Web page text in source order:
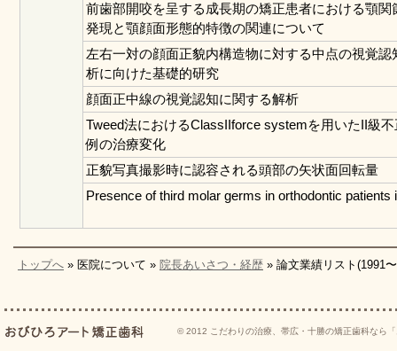
前歯部開咬を呈する成長期の矯正患者における顎関
発現と顎顔面形態的特徴の関連について
左右一対の顔面正貌内構造物に対する中点の視覚認
析に向けた基礎的研究
顔面正中線の視覚認知に関する解析
Tweed法におけるClassIIforce systemを用いたII級
例の治療変化
正貌写真撮影時に認容される頭部の矢状面回転量
Presence of third molar germs in orthodontic patients
トップへ » 医院について » 院長あいさつ・経歴 » 論文業績リスト(1991
© 2012 こだわりの治療、帯広・十勝の矯正歯科なら